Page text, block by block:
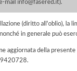
mail info@fasered.it).
(diritto all'oblio),
in generale può
aggiornata della
.